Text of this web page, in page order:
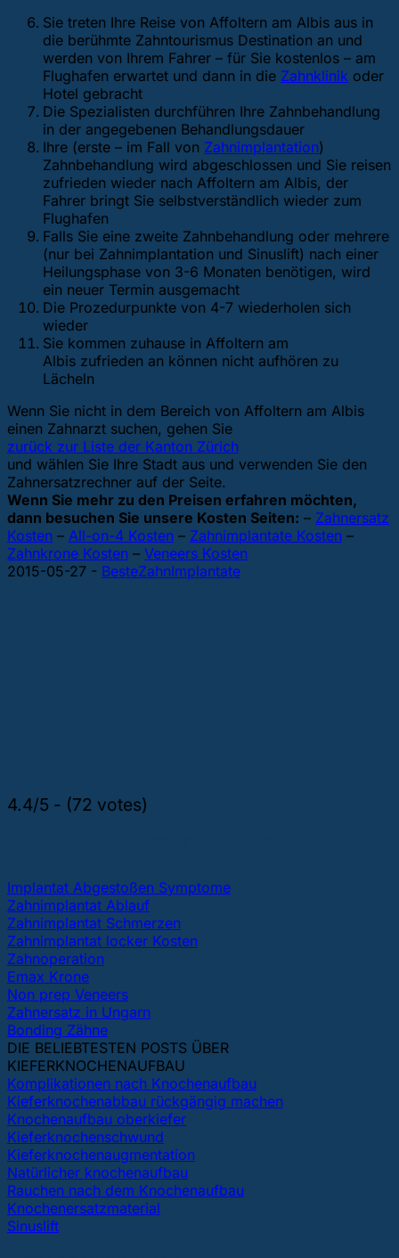
Sie treten Ihre Reise von Affoltern am Albis aus in
die berühmte Zahntourismus Destination an und
werden von Ihrem Fahrer – für Sie kostenlos – am
Flughafen erwartet und dann in die Zahnklinik oder
Hotel gebracht
Die Spezialisten durchführen Ihre Zahnbehandlung
in der angegebenen Behandlungsdauer
Ihre (erste – im Fall von Zahnimplantation)
Zahnbehandlung wird abgeschlossen und Sie reisen
zufrieden wieder nach Affoltern am Albis, der
Fahrer bringt Sie selbstverständlich wieder zum
Flughafen
Falls Sie eine zweite Zahnbehandlung oder mehrere
(nur bei Zahnimplantation und Sinuslift) nach einer
Heilungsphase von 3-6 Monaten benötigen, wird
ein neuer Termin ausgemacht
Die Prozedurpunkte von 4-7 wiederholen sich
wieder
Sie kommen zuhause in Affoltern am
Albis zufrieden an können nicht aufhören zu
Lächeln
Wenn Sie nicht in dem Bereich von Affoltern am Albis
einen Zahnarzt suchen, gehen Sie
zurück zur Liste der Kanton Zürich
und wählen Sie Ihre Stadt aus und verwenden Sie den
Zahnersatzrechner auf der Seite.
Wenn Sie mehr zu den Preisen erfahren möchten,
dann besuchen Sie unsere Kosten Seiten: – Zahnersatz
Kosten – All-on-4 Kosten – Zahnimplantate Kosten –
Zahnkrone Kosten – Veneers Kosten
2015-05-27 - BesteZahnImplantate
4.4/5 - (72 votes)
Implantat Abgestoßen Symptome
Zahnimplantat Ablauf
Zahnimplantat Schmerzen
Zahnimplantat locker Kosten
Zahnoperation
Emax Krone
Non prep Veneers
Zahnersatz in Ungarn
Bonding Zähne
DIE BELIEBTESTEN POSTS ÜBER
KIEFERKNOCHENAUFBAU
Komplikationen nach Knochenaufbau
Kieferknochenabbau rückgängig machen
Knochenaufbau oberkiefer
Kieferknochenschwund
Kieferknochenaugmentation
Natürlicher knochenaufbau
Rauchen nach dem Knochenaufbau
Knochenersatzmaterial
Sinuslift